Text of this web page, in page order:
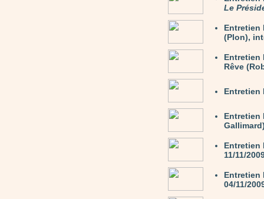
Le
Entretien
(Plon),
Entretien
Rêve
Entretien
Entretien
Entretien
11/11/
Entretien
04/11/